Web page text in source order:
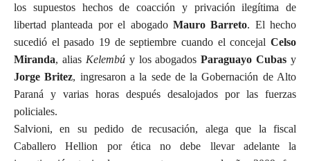
los supuestos hechos de coacción y privación ilegítima de
libertad planteada por el abogado Mauro Barreto. El hecho
sucedió el pasado 19 de septiembre cuando el concejal Celso
Miranda, alias Kelembúy los abogadosParaguayo Cubas y
Jorge Britez, ingresaron a la sede de la Gobernación de Alto
Paraná y varias horas después desalojados por las fuerzas
policiales.
Salvioni, en su pedido de recusación, alega que la fiscal
Caballero Hellion por ética no debe llevar adelante la